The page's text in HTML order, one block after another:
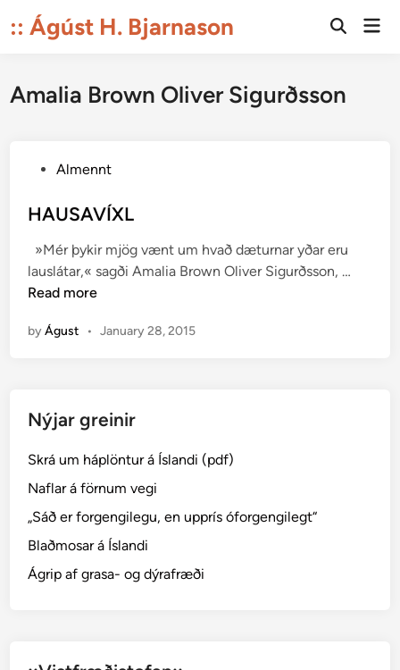
to:: Ágúst H. Bjarnason
Open
Amalia Brown Oliver Sigurðsson
s
d
i
Almennt
HAUSAVÍXL
»Mér þykir mjög vænt um hvað dæturnar yðar eru
lauslátar,« sagði Amalia Brown Oliver Sigurðsson, …
Read more
byÁgust • January 28, 2015
Nýjar greinir
Skrá um háplöntur á Íslandi (pdf)
Naflar á förnum vegi
„Sáð er forgengilegu, en upprís óforgengilegt“
Blaðmosar á Íslandi
Ágrip af grasa- og dýrafræði